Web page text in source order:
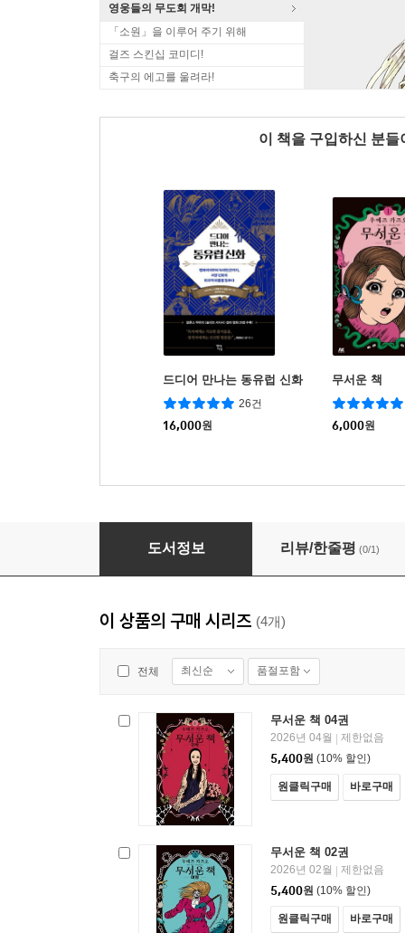
영웅들의 무도회 개막!
「소원」을 이루어 주기 위해
걸즈 스킨십 코미디!
축구의 에고를 울려라!
이 책을 구입하신 분
드디어 만나는 동유럽 신화
26건
16,000원
무서운 책
6,000원
무서운 책 04권
도서정보 리뷰/한줄평 (0/1)
이 상품의 구매 시리즈 (4개)
전체 최신순 품절포함
무서운 책 04권
2026년 04월 | 제한없음
5,400원 (10% 할인)
원클릭구매 바로구매
무서운 책 02권
2026년 02월 | 제한없음
5,400원 (10% 할인)
원클릭구매 바로구매